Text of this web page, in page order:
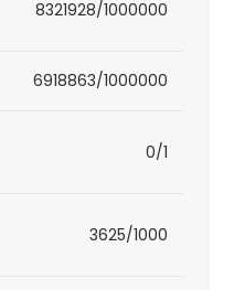
8321928/1000000
6918863/1000000
0/1
3625/1000